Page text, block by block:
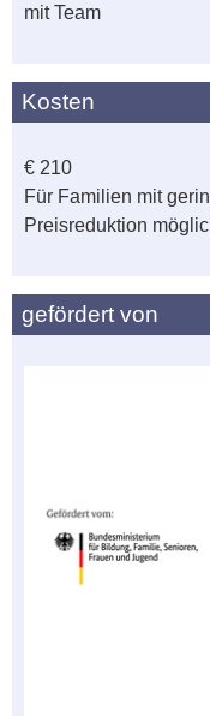
mit Team
Kosten
€ 210
Für Familien mit
Preisreduktion
gefördert von